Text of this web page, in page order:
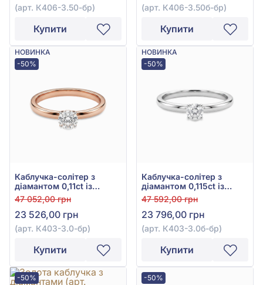
(арт. К406-3.50-бр)
Купити
(арт. К406-3.50б-бр)
Купити
НОВИНКА
-50%
Каблучка-солітер з
діамантом 0,11ct із
червоного золота 585°,
арт. К403-3.0-бр
47 052,00 грн
23 526,00 грн
(арт. К403-3.0-бр)
Купити
НОВИНКА
-50%
Каблучка-солітер з
діамантом 0,115ct із
білого золота 585°, арт.
К403-3.0б-бр
47 592,00 грн
23 796,00 грн
(арт. К403-3.0б-бр)
Купити
-50% -50%